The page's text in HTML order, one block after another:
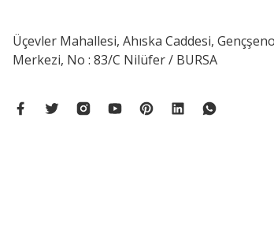
Üçevler Mahallesi, Ahıska Caddesi,
Merkezi, No : 83/C Nilüfer / BURSA